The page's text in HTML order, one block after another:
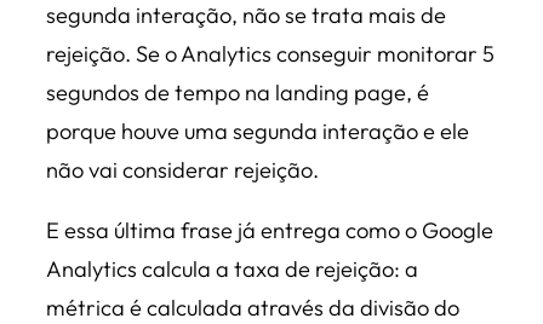
segunda interação, não se trata mais de
rejeição. Se o Analytics conseguir monitorar 5
segundos de tempo na landing page, é
porque houve uma segunda interação e ele
não vai considerar rejeição.
E essa última frase já entrega como o Google
Analytics calcula a taxa de rejeição: a
métrica é calculada através da divisão do